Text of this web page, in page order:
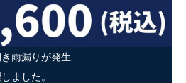
雨漏りが発生
ました。